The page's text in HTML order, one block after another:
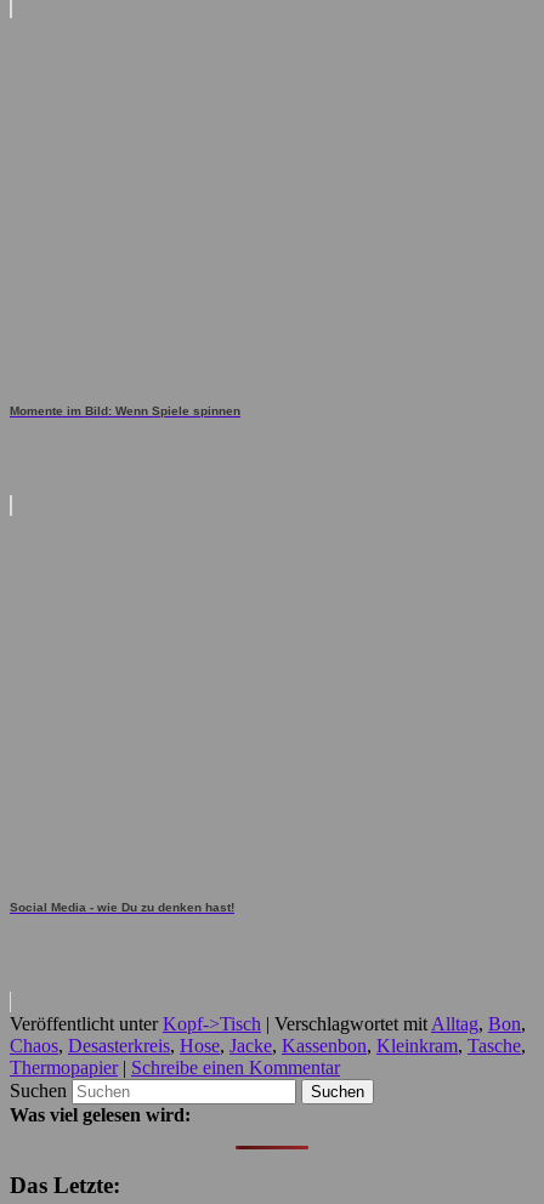
Momente im Bild: Wenn Spiele spinnen
Social Media - wie Du zu denken hast!
Veröffentlicht unter Kopf->Tisch Verschlagwortet mitAlltag, Bon,
Chaos, Desasterkreis, Hose, Jacke, Kassenbon, Kleinkram, Tasche,
Thermopapier
Schreibe einen Kommentar
Suchen
Was viel gelesen wird:
Das Letzte: